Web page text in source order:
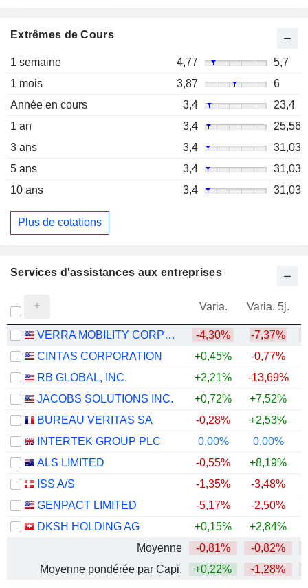
Extrêmes de Cours
1 semaine 4,77
5,7
1 mois
3,87
6
Année en cours
3,4
23,4
1 an
3,4
25,56
3 ans
3,4
31,03
5 ans
3,4
31,03
10 ans
3,4 31,03
Plus de cotations
Services d'assistances aux entreprises
Varia. Varia. 5j.
VERRA MOBILITY CORPORATION -4,30% -7,37%
CINTAS CORPORATION
+0,45% -0,77%
RB GLOBAL, INC.
+2,21% -13,69%
JACOBS SOLUTIONS INC.
+0,72% +7,52%
BUREAU VERITAS SA
-0,28% +2,53%
INTERTEK GROUP PLC
0,00% 0,00%
ALS LIMITED
-0,55% +8,19%
ISS A/S
-1,35% -3,48%
GENPACT LIMITED
-5,17% -2,50%
DKSH HOLDING AG
+0,15% +2,84%
Moyenne
-0,81% -0,82%
Moyenne pondérée par Capi.
+0,22% -1,28%